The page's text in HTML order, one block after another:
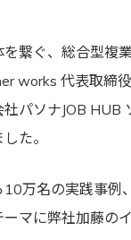
繋ぐ、総合型複
works 代表取締
パソナJOB
た。
万名の実践事例
マに弊社加藤の